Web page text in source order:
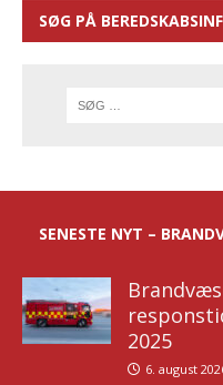
SØG PÅ
SENESTE NYT –
2025
6. august